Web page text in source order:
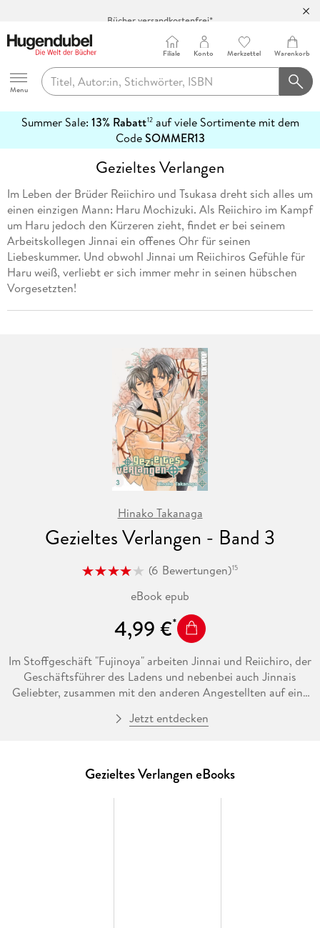
100 Tage Rückgaberecht***
Abholung in über 100 Filialen
Hugendubel
Menu
Filiale Konto Merkzettel Warenkorb
Summer Sale: 13% Rabatt12auf viele Sortimente mit dem
CodeSOMMER13
erfahren
Gezieltes Verlangen
Im Leben der Brüder Reiichiro und Tsukasa dreht sich alles um
einen einzigen Mann: Haru Mochizuki. Als Reiichiro im Kampf
um Haru jedoch den Kürzeren zieht, findet er bei seinem
Arbeitskollegen Jinnai ein offenes Ohr für seinen
Liebeskummer. Und obwohl Jinnai um Reiichiros Gefühle für
Haru weiß, verliebt er sich immer mehr in seinen hübschen
Vorgesetzten!
Hinako Takanaga
Gezieltes Verlangen - Band 3
(6 Bewertungen)15
eBook epub
4,99 €
Im Stoffgeschäft "Fujinoya" arbeiten Jinnai und Reiichiro, der
Geschäftsführer des Ladens und nebenbei auch Jinnais
Geliebter, zusammen mit den anderen Angestellten auf eine
dadurch erschwert, dass es in der Beziehung zwischen Jinnai
an Reiichiro zu verfolgen scheint, und zum anderen hängt
eine für Reiichiro von seinen Eltern vorgesehene arrangierte
Hochzeit wie ein Damoklesschwert über dem gemeinsamen
Jetzt entdecken
Gezieltes Verlangen eBooks